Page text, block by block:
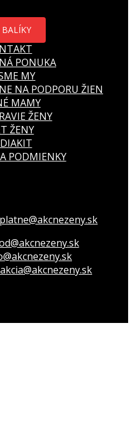
BALÍKY
PONUKA
MY
NA PODPORU ŽIEN
MAMY
ŽENY
ŽENY
PODMIENKY